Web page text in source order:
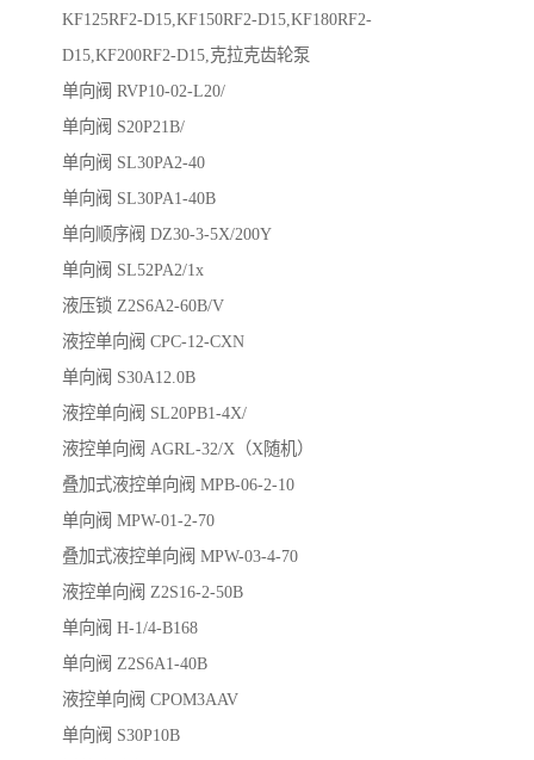
KF125RF2-D15,KF150RF2-D15,KF180RF2-
D15,KF200RF2-D15,克拉克齿轮泵
单向阀 RVP10-02-L20/
单向阀 S20P21B/
单向阀 SL30PA2-40
单向阀 SL30PA1-40B
单向顺序阀 DZ30-3-5X/200Y
单向阀 SL52PA2/1x
液压锁 Z2S6A2-60B/V
液控单向阀 CPC-12-CXN
单向阀 S30A12.0B
液控单向阀 SL20PB1-4X/
液控单向阀 AGRL-32/X（X随机）
叠加式液控单向阀 MPB-06-2-10
单向阀 MPW-01-2-70
叠加式液控单向阀 MPW-03-4-70
液控单向阀 Z2S16-2-50B
单向阀 H-1/4-B168
单向阀 Z2S6A1-40B
液控单向阀 CPOM3AAV
单向阀 S30P10B